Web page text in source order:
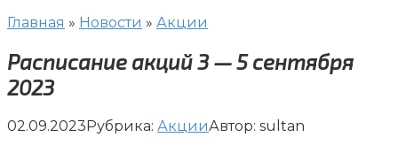
Главная » Новости » Акции
Расписание акций 3 — 5 сентября
2023
02.09.2023Рубрика: АкцииАвтор: sultan